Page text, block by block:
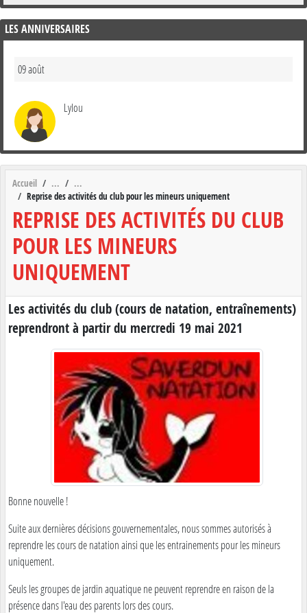
Accueil
Reprise des activités du club pour les mineurs uniquement
REPRISE DES ACTIVITÉS DU CLUB
POUR LES MINEURS
UNIQUEMENT
Les activités du club (cours de natation, entraînements)
reprendront à partir du mercredi 19 mai 2021
Bonne nouvelle !
Suite aux dernières décisions gouvernementales, nous sommes autorisés à
reprendre les cours de natation ainsi que les entrainements pour les mineurs
uniquement.
Seuls les groupes de jardin aquatique ne peuvent reprendre en raison de la
présence dans l'eau des parents lors des cours.
LES ANNIVERSAIRES
09 août
Lylou